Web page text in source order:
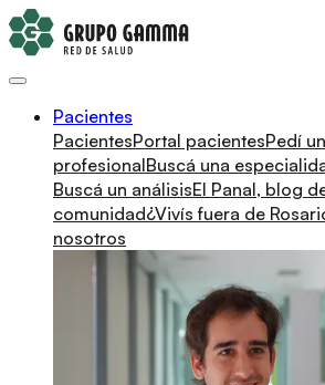
Pacientes
PacientesPortal pacientesPedí
profesionalBuscá una
Buscá un análisisEl Panal, blog
comunidad¿Vivís fuera de
nosotros